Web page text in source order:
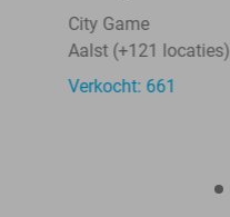
City Game
Aalst (+121 locaties)
Verkocht: 661